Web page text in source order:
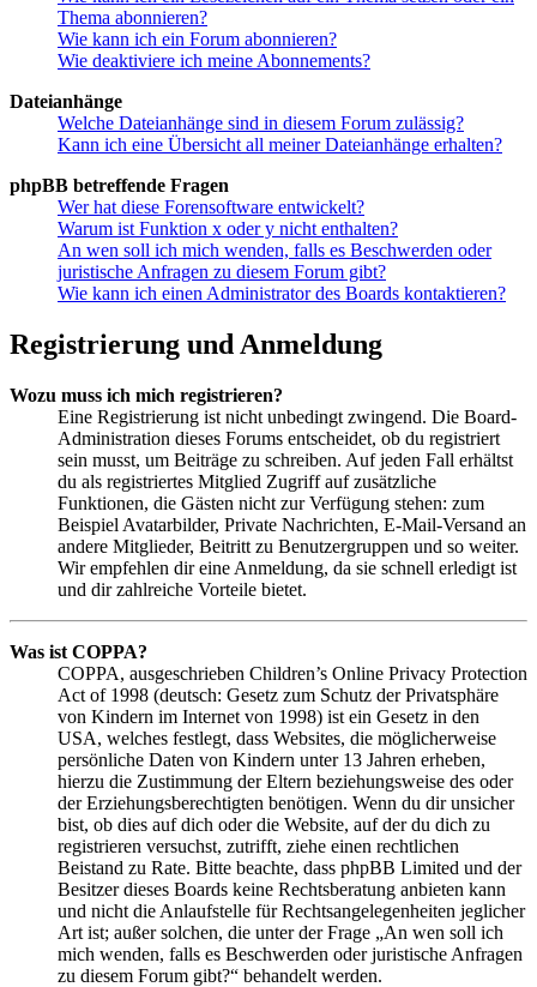
Thema abonnieren?
Wie kann ich ein Forum abonnieren?
Wie deaktiviere ich meine Abonnements?
Dateianhänge
Welche Dateianhänge sind in diesem Forum zulässig?
Kann ich eine Übersicht all meiner Dateianhänge erhalten?
phpBB betreffende Fragen
Wer hat diese Forensoftware entwickelt?
Warum ist Funktion x oder y nicht enthalten?
An wen soll ich mich wenden, falls es Beschwerden oder
juristische Anfragen zu diesem Forum gibt?
Wie kann ich einen Administrator des Boards kontaktieren?
Registrierung und Anmeldung
Wozu muss ich mich registrieren?
Eine Registrierung ist nicht unbedingt zwingend. Die Board-
Administration dieses Forums entscheidet, ob du registriert
sein musst, um Beiträge zu schreiben. Auf jeden Fall erhältst
du als registriertes Mitglied Zugriff auf zusätzliche
Funktionen, die Gästen nicht zur Verfügung stehen: zum
Beispiel Avatarbilder, Private Nachrichten, E-Mail-Versand an
andere Mitglieder, Beitritt zu Benutzergruppen und so weiter.
Wir empfehlen dir eine Anmeldung, da sie schnell erledigt ist
und dir zahlreiche Vorteile bietet.
Was ist COPPA?
COPPA, ausgeschrieben Children’s Online Privacy Protection
Act of 1998 (deutsch: Gesetz zum Schutz der Privatsphäre
von Kindern im Internet von 1998) ist ein Gesetz in den
USA, welches festlegt, dass Websites, die möglicherweise
persönliche Daten von Kindern unter 13 Jahren erheben,
hierzu die Zustimmung der Eltern beziehungsweise des oder
der Erziehungsberechtigten benötigen. Wenn du dir unsicher
bist, ob dies auf dich oder die Website, auf der du dich zu
registrieren versuchst, zutrifft, ziehe einen rechtlichen
Beistand zu Rate. Bitte beachte, dass phpBB Limited und der
Besitzer dieses Boards keine Rechtsberatung anbieten kann
und nicht die Anlaufstelle für Rechtsangelegenheiten jeglicher
Art ist; außer solchen, die unter der Frage „An wen soll ich
mich wenden, falls es Beschwerden oder juristische Anfragen
zu diesem Forum gibt?“ behandelt werden.